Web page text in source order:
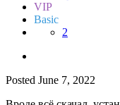
VIP
Basic
2
Posted June 7, 2022